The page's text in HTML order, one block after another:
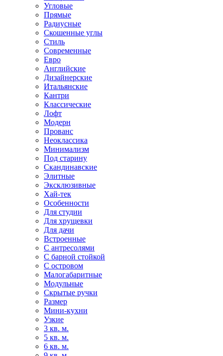
Угловые
Прямые
Радиусные
Скошенные углы
Стиль
Современные
Евро
Английские
Дизайнерские
Итальянские
Кантри
Классические
Лофт
Модерн
Прованс
Неоклассика
Минимализм
Под старину
Скандинавские
Элитные
Эксклюзивные
Хай-тек
Особенности
Для студии
Для хрущевки
Для дачи
Встроенные
С антресолями
С барной стойкой
С островом
Малогабаритные
Модульные
Скрытые ручки
Размер
Мини-кухни
Узкие
3 кв. м.
5 кв. м.
6 кв. м.